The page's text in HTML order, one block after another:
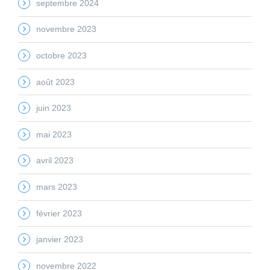
septembre 2024
novembre 2023
octobre 2023
août 2023
juin 2023
mai 2023
avril 2023
mars 2023
février 2023
janvier 2023
novembre 2022